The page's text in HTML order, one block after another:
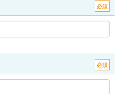
必須
必須